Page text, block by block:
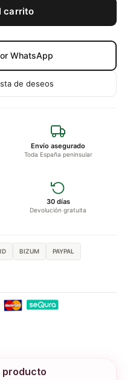
carrito
WhatsApp
de deseos
Envío asegurado
Toda España peninsular
30 días
Devolución gratuita
BIZUM PAYPAL
producto